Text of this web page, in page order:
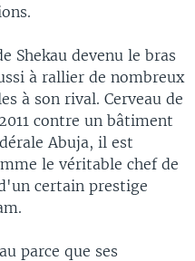
Shekau devenu le bras
à rallier de nombreux
à son rival. Cerveau de
contre un bâtiment
Abuja, il est
le véritable chef de
certain prestige
parce que ses